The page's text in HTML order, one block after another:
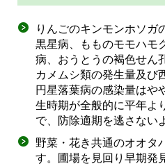
りんごのキンモンホソガ
黒星病、もものモモハモ
病、おうとうの褐色せん
カメムシ類の発生量及び
円星落葉病の感染量はや
生時期が全般的に平年よ
で、防除適期を逃さない
野菜・花き共通のオオタ
す。圃場を見回り早期発